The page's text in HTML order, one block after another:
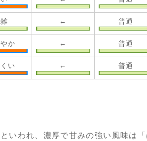
← 普通
か ← 普通
い ← 普通
いわれ、濃厚で甘みの強い風味は